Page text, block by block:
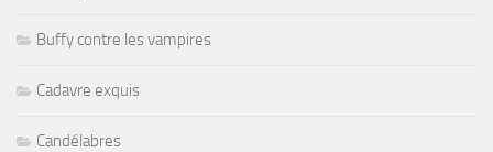
Buffy contre les vampires
Cadavre exquis
Candélabres